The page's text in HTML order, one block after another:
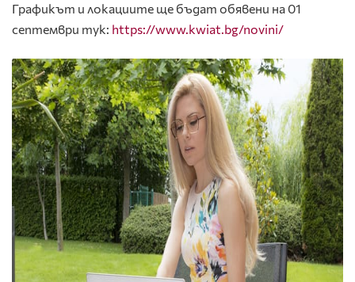
Графикът и локациите ще бъдат обявени на 01
септември тук: https://www.kwiat.bg/novini/